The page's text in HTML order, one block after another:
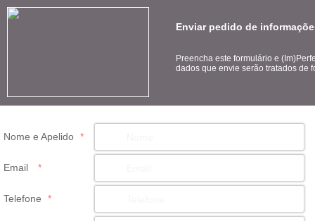
Enviar pedido de
Preencha este formulário e
dados que envie serão tratados de
Nome e Apelido *
Email *
Telefone *